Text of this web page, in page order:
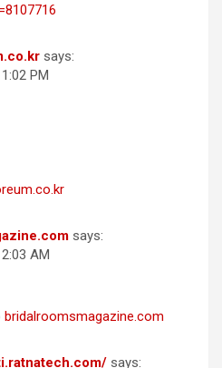
says:
PM
says:
AM
bridalroomsmagazine.com
says: